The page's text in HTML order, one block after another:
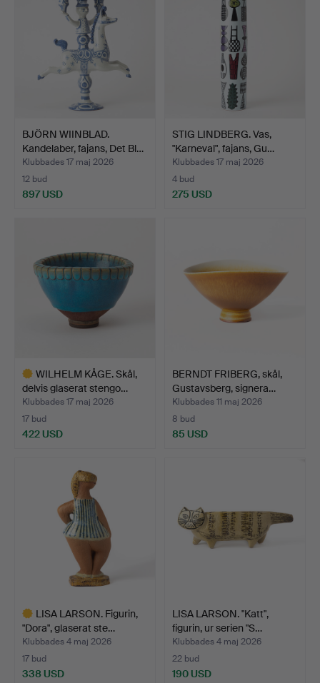
BJÖRN WIINBLAD.
Kandelaber, fajans, Det Bl…
Klubbades 17 maj 2026
12 bud
897 USD
STIG LINDBERG. Vas,
"Karneval", fajans, Gu…
Klubbades 17 maj 2026
4 bud
275 USD
WILHELM KÅGE. Skål,
delvis glaserat stengo…
Klubbades 17 maj 2026
17 bud
422 USD
BERNDT FRIBERG, skål,
Gustavsberg, signera…
Klubbades 11 maj 2026
8 bud
85 USD
LISA LARSON. Figurin,
"Dora", glaserat ste…
Klubbades 4 maj 2026
17 bud
338 USD
LISA LARSON. "Katt",
figurin, ur serien "S…
Klubbades 4 maj 2026
22 bud
190 USD